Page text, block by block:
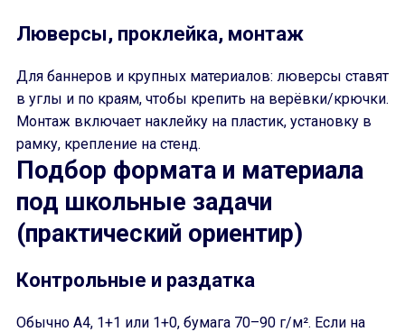
Люверсы, проклейка, монтаж
Для баннеров и крупных материалов: люверсы ставят
в углы и по краям, чтобы крепить на верёвки/крючки.
Монтаж включает наклейку на пластик, установку в
рамку, крепление на стенд.
Подбор формата и материала
под школьные задачи
(практический ориентир)
Контрольные и раздатка
Обычно A4, 1+1 или 1+0, бумага 70–90 г/м². Если на